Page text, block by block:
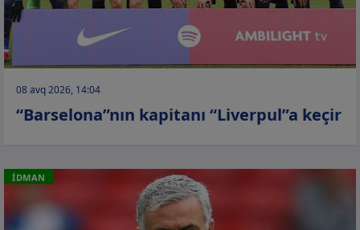
08 avq 2026, 14:04
“Barselona”nın kapitanı “Liverpul”a keçir
İDMAN